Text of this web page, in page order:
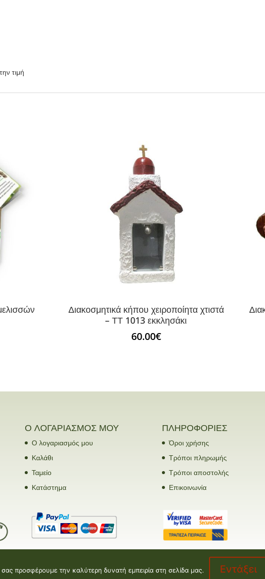
τιμή
Διακοσμητικά κήπου χειροποίητα χτιστά
– ΤΤ 1013 εκκλησάκι
60.00€
Ο ΛΟΓΑΡΙΑΣΜΟΣ ΜΟΥ
Ο λογαριασμός μου
Καλάθι
Ταμείο
Κατάστημα
ΠΛΗΡΟΦΟΡΙΕΣ
Όροι χρήσης
Τρόποι πληρωμής
Τρόποι αποστολής
Επικοινωνία
and Development byValentine floral creations
προσφέρουμε την καλύτερη δυνατή εμπειρία στη σελίδα μας. Εντάξει